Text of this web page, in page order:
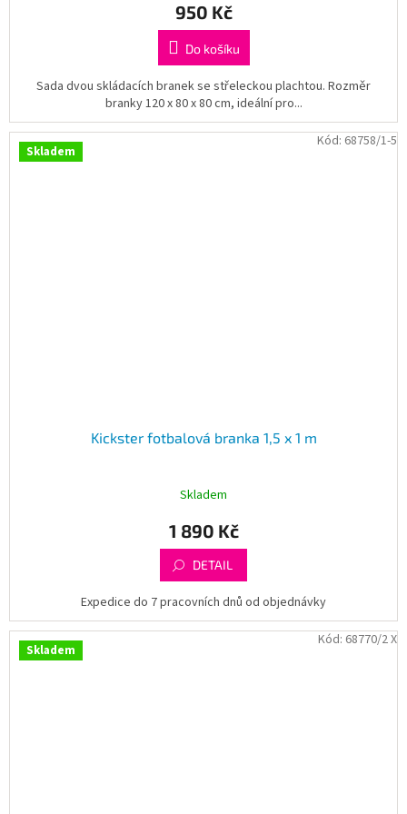
950 Kč
Do košíku
Sada dvou skládacích branek se střeleckou plachtou. Rozměr
branky 120 x 80 x 80 cm, ideální pro...
Skladem
Kickster fotbalová branka 1,5 x 1 m
Skladem
1 890 Kč
DETAIL
Expedice do 7 pracovních dnů od objednávky
Kód: 68758/1-5
Skladem
Kód: 68770/2 X